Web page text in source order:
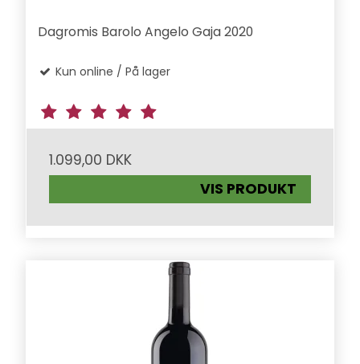
Dagromis Barolo Angelo Gaja 2020
Kun online / På lager
1.099,00 DKK
VIS PRODUKT